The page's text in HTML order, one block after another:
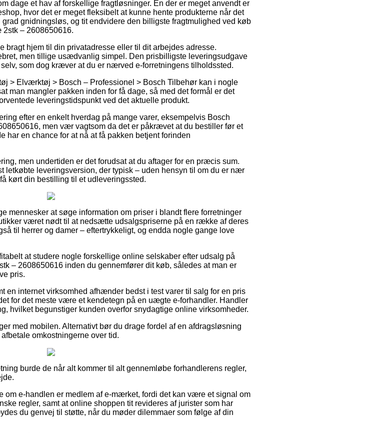
dage et hav af forskellige fragtløsninger. En der er meget anvendt er
hvor det er meget fleksibelt at kunne hente produkterne når det
gnidningsløs, og tit endvidere den billigste fragtmulighed ved køb
– 2608650616.
bragt hjem til din privatadresse eller til dit arbejdes adresse.
men tillige usædvanlig simpel. Den prisbilligste leveringsudgave
som dog kræver at du er nærved e-forretningens tilholdssted.
> Elværktøj > Bosch – Professionel > Bosch Tilbehør kan i nogle
man mangler pakken inden for få dage, så med det formål er det
leveringstidspunkt ved det aktuelle produkt.
efter en enkelt hverdag på mange varer, eksempelvis Bosch
men vær vagtsom da det er påkrævet at du bestiller før et
har en chance for at nå at få pakken betjent forinden
men undertiden er det forudsat at du aftager for en præcis sum.
letkøbte leveringsversion, der typisk – uden hensyn til om du er nær
kørt din bestilling til et udleveringssted.
mennesker at søge information om priser i blandt flere forretninger
været nødt til at nedsætte udsalgspriserne på en række af deres
til herrer og damer – eftertrykkeligt, og endda nogle gange love
at studere nogle forskellige online selskaber efter udsalg på
– 2608650616 inden du gennemfører dit køb, således at man er
pris.
en internet virksomhed afhænder bedst i test varer til salg for en pris
for det meste være et kendetegn på en uægte e-forhandler. Handler
hvilket begunstiger kunden overfor snydagtige online virksomheder.
med mobilen. Alternativt bør du drage fordel af en afdragsløsning
omkostningerne over tid.
burde de når alt kommer til alt gennemløbe forhandlerens regler,
om e-handlen er medlem af e-mærket, fordi det kan være et signal om
regler, samt at online shoppen tit revideres af jurister som har
du genvej til støtte, når du møder dilemmaer som følge af din